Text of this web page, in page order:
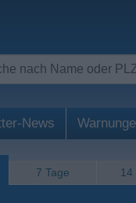
News
7 Tage 14